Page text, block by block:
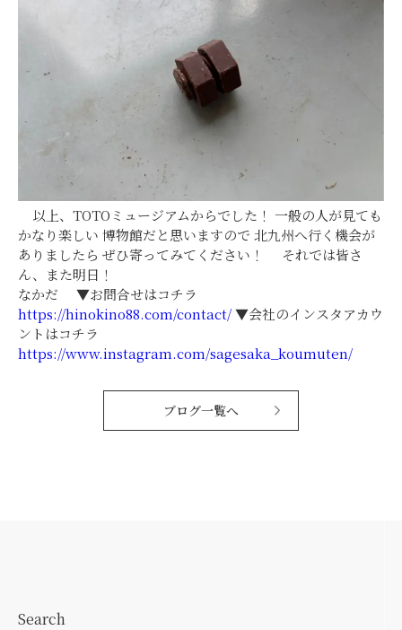
以上、TOTOミュージアムからでした！ 一般の人が見ても
かなり楽しい 博物館だと思いますので 北九州へ行く機会が
ありましたら ぜひ寄ってみてください！ それでは皆さ
ん、また明日！
なかだ ▼お問合せはコチラ
https://hinokino88.com/contact/▼会社のインスタアカウ
ントはコチラ
https://www.instagram.com/sagesaka_koumuten/
ブログ一覧へ
Search